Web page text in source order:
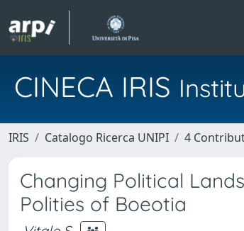
CINECA IRIS
IRIS Catalogo Ricerca UNIPI 4
Changing Political
Polities of Boeotia